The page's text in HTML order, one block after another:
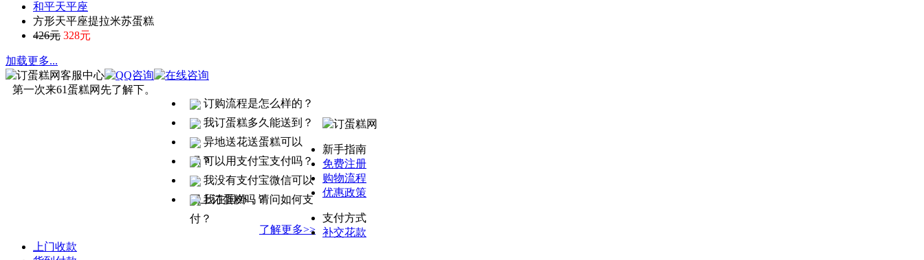
和平天平座
方形天平座提拉米苏蛋糕
426元 328元
加载更多...
第一次来61蛋糕网先了解下。
订购流程是怎么样的？
我订蛋糕多久能送到？
异地送花送蛋糕可以
吗？可以用支付宝支付吗？
我没有支付宝微信可以
网上订蛋糕吗？
我在国外，请问如何支
付？
了解更多>>
新手指南
免费注册
购物流程
优惠政策
支付方式
补交花款
上门收款